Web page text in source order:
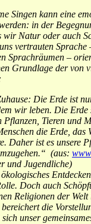
Singen kann eine
in der
wir Natur oder auch
vertrauten
Sprachräumen –
Grundlage der von
Die Erde ist
wir leben. Die Erde
Pflanzen, Tieren und
die Erde, das
Daher ist es unsere
(aus:
und Jugendliche)
Doch auch
Religionen der
bereichert die
unser